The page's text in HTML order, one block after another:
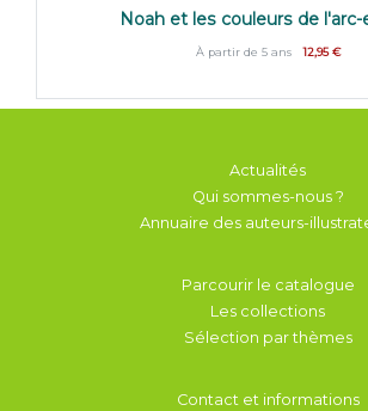
Noah et les couleurs de l'arc-
À partir de 5 ans 12,95 €
Actualités
Qui sommes-nous ?
Annuaire des auteurs-
Parcourir le catalogue
Les collections
Sélection par thèmes
Contact et informations